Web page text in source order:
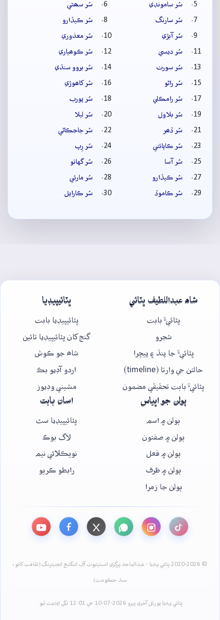
سُر سامونڊي
سُر سھڻي
سُر سارنگ
سُر ڪيڏارو
سُر آبڙي
سُر معذوري
سُر ديسي
سُر ڪوھياري
سُر سورٺ
سُر بروو سنڌي
سُر راڻو
سُر کاھوڙي
سُر رامڪلي
سُر پورب
سُر بلاول
سُر ليلا
سُر ڏھر
سُر جاجڪاڻي
سُر ڪاپائتي
سُر رِپ
سُر آسا
سُر گهاتو
سُر ڪيڏارو
سُر مارئي
سُر ڪاموڏ
سُر ڪارايل
شاھ عبداللطيف ڀٽائي
ڀٽائيءَ بابت
شجرو
ڀٽائيءَ جا پنڌ ۽ پيچرا
حالتن جي وارتا (timeline)
ڀٽائيءَ بابت تحقيقي مضمون
ڀٽائيپيڊيا
ڀٽائيپيڊيا بابت
گنج کان ڀٽائيپيڊيا تائين
شاھ جو ڪوش
اردو آڊيو بڪ
مشيني وڊيوز
ٻولن جو اڀياس
ٻولن ۾ اسم
ٻولن ۾ صفتون
ٻولن ۾ فعل
ٻولن ۾ ظرف
ٻولن جا زمرا
اسان بابت
ڀٽائيپيڊيا سٿ
لاگ بوڪ
نويڪلائي نيم
رابطو ڪريو
© 2020-2026 ڀٽائي پيڊيا - عبدالماجد ڀرڳڙي انسٽيٽيوٽ آف لئنگئيج انجنيئرنگ (ثقافت کاتو،
سنڌ حڪومت)
ڀٽائي پيڊيا پورٽل آخري ڀيرو 2026-07-10 جي 12:01 لڳي اپڊيٽ ٿيو.